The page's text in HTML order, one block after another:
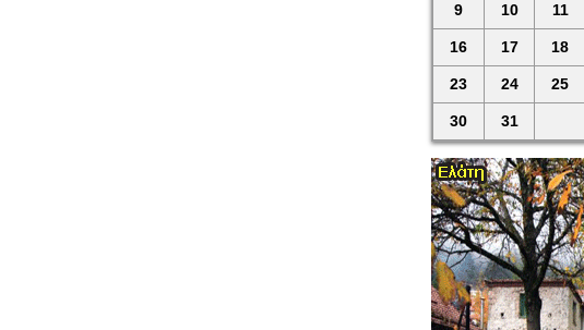
9 10 11
16 17 18
23 24 25
30 31